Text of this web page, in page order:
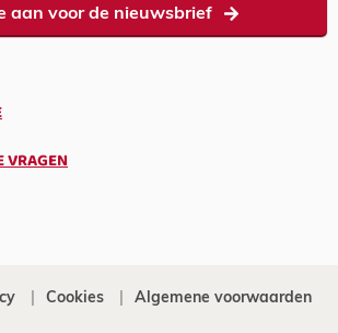
aan voor de nieuwsbrief
VRAGEN
Cookies Algemene voorwaarden